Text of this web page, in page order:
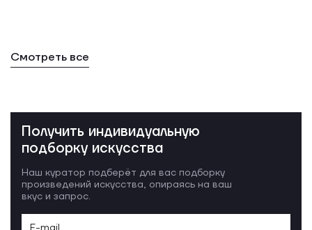
Смотреть все
Получить индивидуальную
подборку искусства
Наш куратор подберёт для вас подборку
произведений искусства, опираясь на ваш
вкус и запрос.